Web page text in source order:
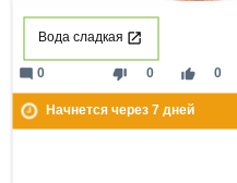
Вода сладкая
thumb_down 0 thumb_up 0
mode_comment 0
Начнется через 7дней